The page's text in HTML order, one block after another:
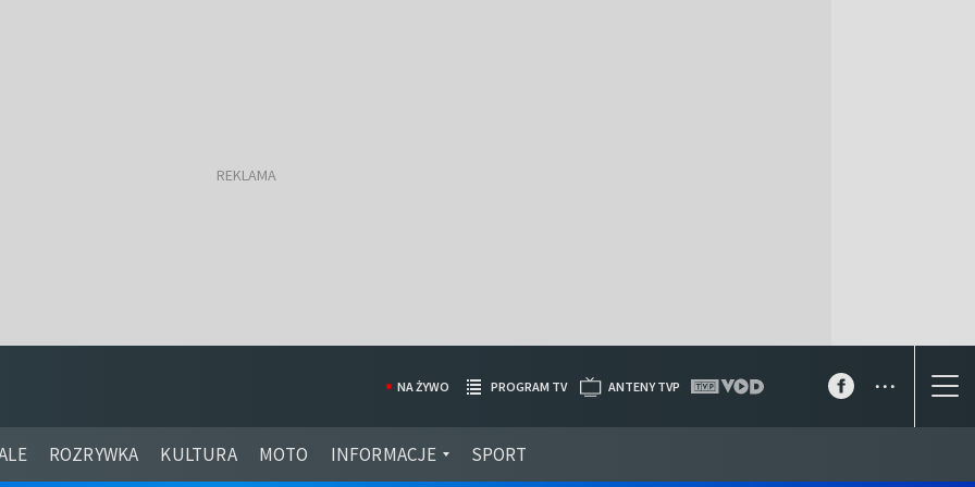
ROZRYWKA KULTURA MOTO INFORMACJE SPORT
NA ŻYWO PROGRAM TV ANTENY TVP ...